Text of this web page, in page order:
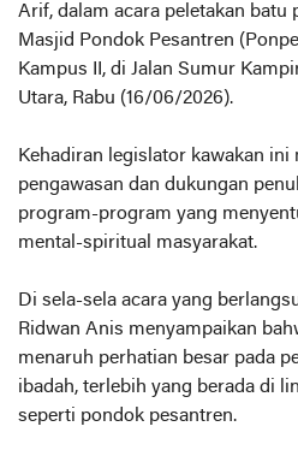
Arif, dalam acara peletakan batu
Masjid Pondok Pesantren
Kampus II, di Jalan Sumur
Utara, Rabu (16/06/2026).
Kehadiran legislator kawakan ini
pengawasan dan dukungan
program-program yang
mental-spiritual masyarakat.
Di sela-sela acara yang
Ridwan Anis menyampaikan
menaruh perhatian besar pada
ibadah, terlebih yang berada di
seperti pondok pesantren.